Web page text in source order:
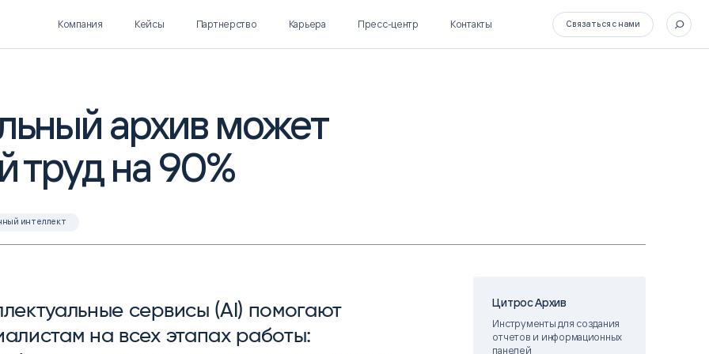
Polymatica EPM
ПЛАНИРОВАНИЕ И
БЮДЖЕТИРОВАНИЕ
SL Soft AI
AI ДЛЯ ГИПЕРАВТОМАТИЗАЦИИ
Компания Кейсы Партнерство Карьера Пресс-центр Контакты Связаться с нами
архив может
труд на 90%
интеллект
сервисы (AI) помогают
на всех этапах работы:
Цитрос Архив
Инструменты для создания
отчетов и информационных
панелей